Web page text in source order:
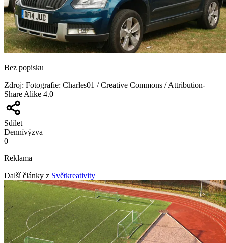
Bez popisku
Zdroj: Fotografie: Charles01 / Creative Commons / Attribution-
Share Alike 4.0
Sdílet
Dennívýzva
0
Reklama
Další články z Světkreativity